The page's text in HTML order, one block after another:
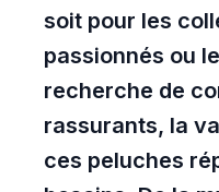
soit pour les
passionnés ou
recherche de
rassurants, la
ces peluches